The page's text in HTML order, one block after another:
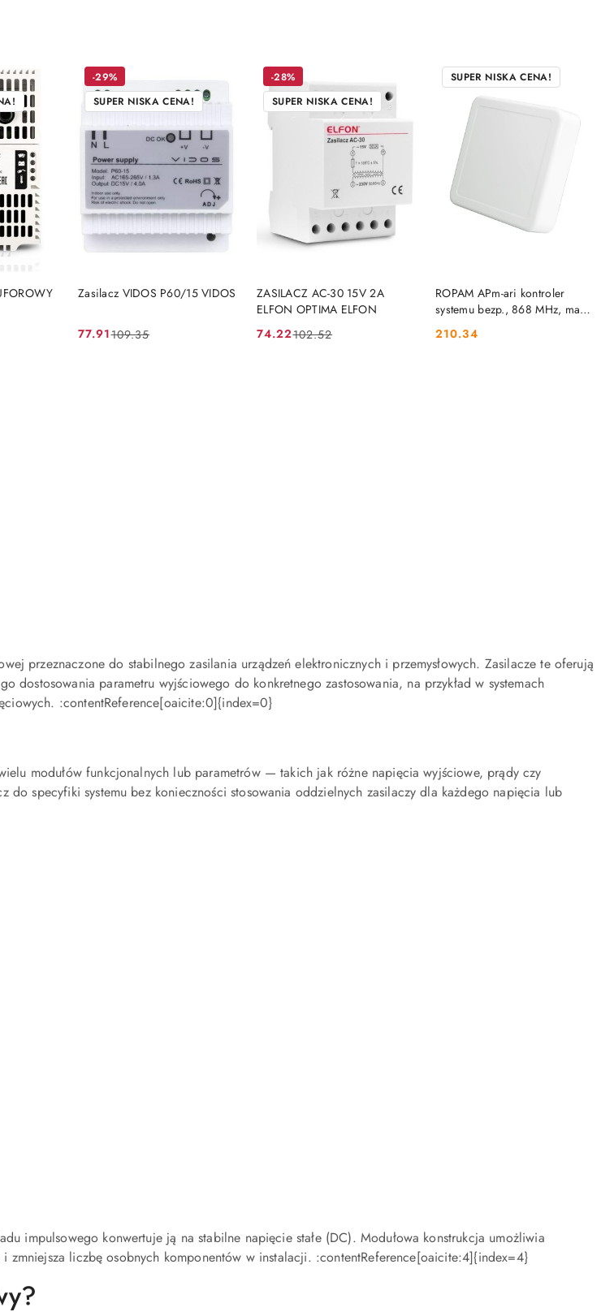
Zasilacz VIDOS P60/15 VIDOS
Cena
77.91
Cena 109.35
-29%
SUPER NISKA CENA!
DO KOSZYKA
ZASILACZ AC-30 15V 2A
ELFON OPTIMA ELFON
Cena
74.22
Cena 102.52
-28%
SUPER NISKA CENA!
DO KOSZYKA
ROPAM APm-ari kontroler
systemu bezp., 868 MHz, mag.
natynkowa biała, kompatybil
Cena:
210.34
SUPER NISKA CENA!
DO KOSZYKA
przeznaczone do stabilnego zasilania urządzeń elektronicznych i przemysłowych. Zasilacze te oferują
dostosowania parametru wyjściowego do konkretnego zastosowania, na przykład w systemach
:contentReference[oaicite:0]{index=0}
modułów funkcjonalnych lub parametrów — takich jak różne napięcia wyjściowe, prądy czy
specyfiki systemu bez konieczności stosowania oddzielnych zasilaczy dla każdego napięcia lub
impulsowego konwertuje ją na stabilne napięcie stałe (DC). Modułowa konstrukcja umożliwia
liczbę osobnych komponentów w instalacji. :contentReference[oaicite:4]{index=4}